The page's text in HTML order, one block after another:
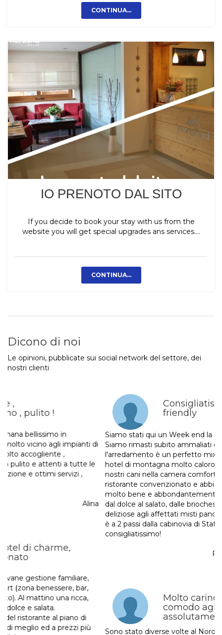
CONTINUA...
IO PRENOTO DAL SITO
If you decide to book your stay with us from the
website you will get special upgrades ans services....
CONTINUA...
Dicono di noi
Le opinioni, pubblicate sui social network del settore, dei
nostri clienti
Consigliatissimo! Dog
Siamo stati qui un Week end la settimana di ferragosto.
Siamo rimasti subito ammaliati dalla camera,
l'arredamento è un perfetto mix tra moderno e classico
hotel di montagna molto caloroso. Siamo stati qui con i
nostri cani nella camera comfort. Abbiamo cenato presso
il ristorante convenzionato e abbiamo mangiato molto
molto bene e abbondantemente. Colazione ricca e varia
dal dolce al salato, dalle brioches alle torte home Made
deliziose agli affettati misti pancetta e uova fritte. L'hotel
è a 2 passi dalla cabinovia di Stafal. Come da titolo,
Molto carino, ben
arredato, comodo agli
impianti, e assolutamente
ben gestito